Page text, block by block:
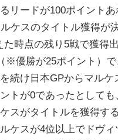
リードが100ポイント
ケスのタイトル獲得が
た時点の残り5戦で獲得
※優勝が25ポイント）で
続け日本GPからマルケ
トが0であったとしても
スがタイトルを獲得す
ケスが4位以上でドヴィ